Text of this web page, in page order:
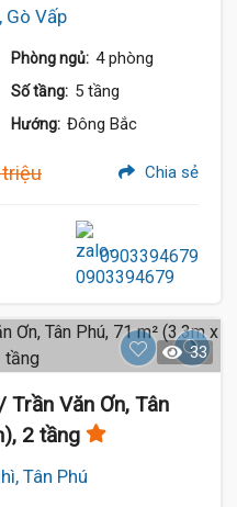
Gò Vấp
Phòng ngủ: 4 phòng
Số tầng: 5 tầng
Hướng: Đông Bắc
Chia sẻ
0903394679
33
Trần Văn Ơn, Tân
2 tầng
Tân Phú